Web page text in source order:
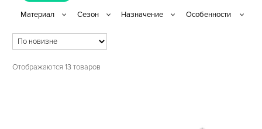
Отображаются 13 товаров